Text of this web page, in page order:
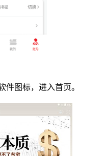
件图标，进入首页。